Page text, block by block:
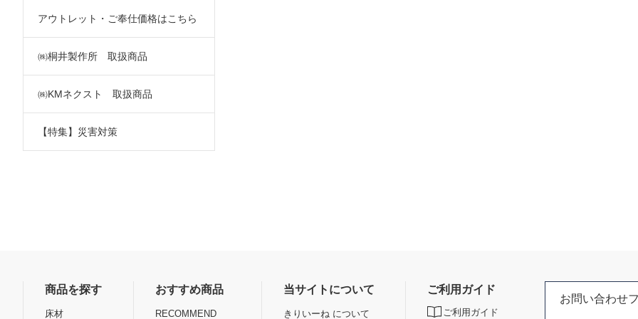
アウトレット・ご奉仕価格はこちら
㈱桐井製作所 取扱商品
㈱KMネクスト 取扱商品
【特集】災害対策
商品を探す
床材
おすすめ商品
RECOMMEND
当サイトについて
きりいーね について
ご利用ガイド
ご利用ガイド
お問い合わせ